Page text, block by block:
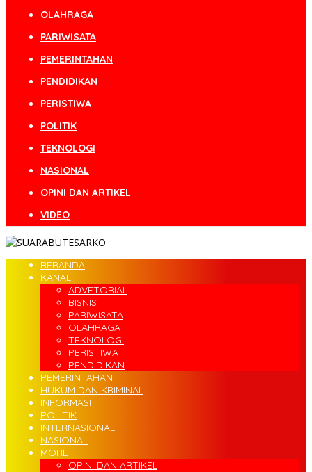
OLAHRAGA
PARIWISATA
PEMERINTAHAN
PENDIDIKAN
PERISTIWA
POLITIK
TEKNOLOGI
NASIONAL
OPINI DAN ARTIKEL
VIDEO
BERANDA
KANAL
ADVETORIAL
BISNIS
PARIWISATA
OLAHRAGA
TEKNOLOGI
PERISTIWA
PENDIDIKAN
PEMERINTAHAN
HUKUM DAN KRIMINAL
INFORMASI
POLITIK
INTERNASIONAL
NASIONAL
MORE
OPINI DAN ARTIKEL